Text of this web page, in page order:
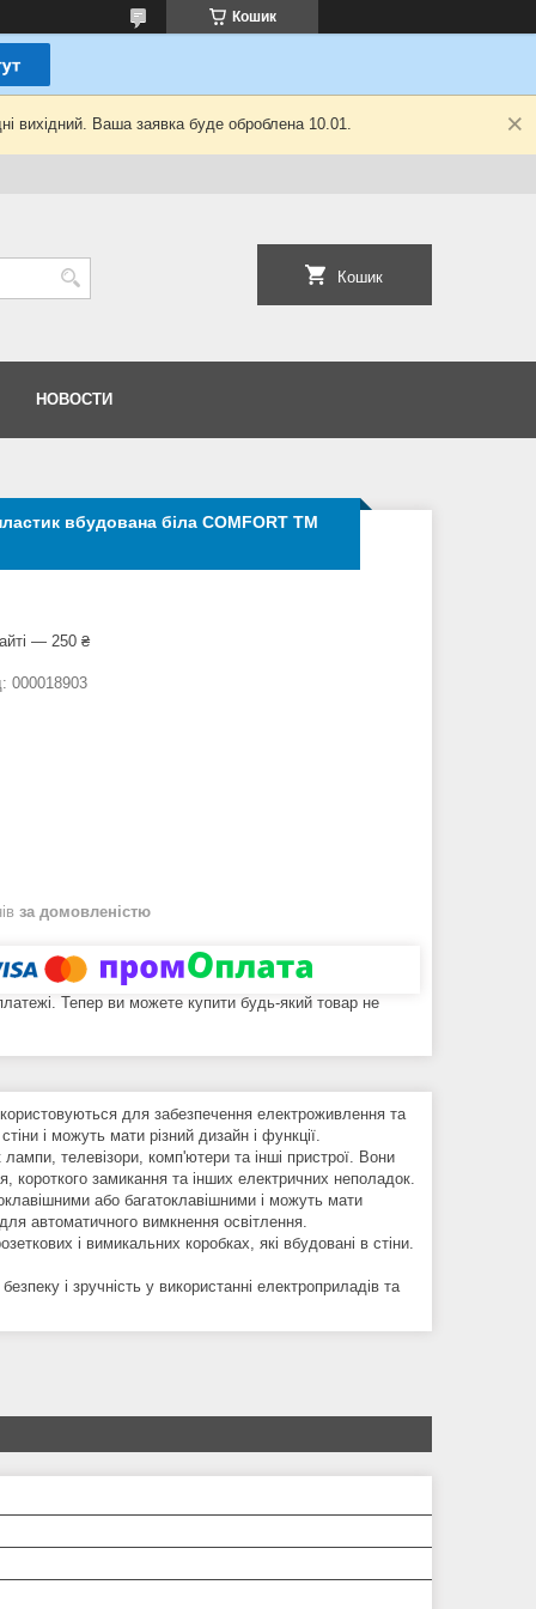
Кошик
вихідний. Ваша заявка буде оброблена 10.01.
Кошик
НОВОСТИ
вбудована біла COMFORT ТМ
— 250 ₴
000018903
за домовленістю
Тепер ви можете купити будь-який товар не
для забезпечення електроживлення та
і можуть мати різний дизайн і функції.
телевізори, комп'ютери та інші пристрої. Вони
короткого замикання та інших електричних неполадок.
або багатоклавішними і можуть мати
автоматичного вимкнення освітлення.
і вимикальних коробках, які вбудовані в стіни.
і зручність у використанні електроприладів та